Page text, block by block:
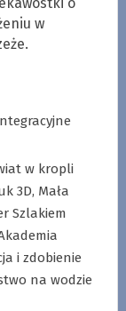
w
w kropli
3D, Mała
Szlakiem
i zdobienie
na wodzie